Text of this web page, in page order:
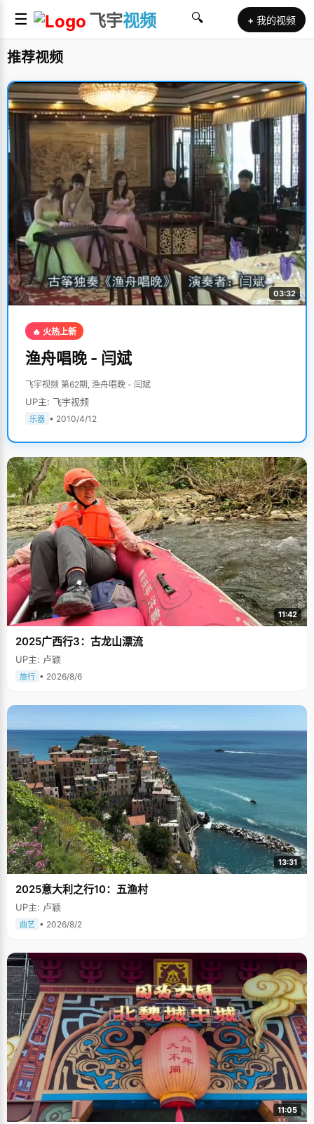
☰ 飞宇视频 🔍 + 我的视频
推荐视频
03:32
🔥 火热上新
渔舟唱晚 - 闫斌
飞宇视频 第62期, 渔舟唱晚 - 闫斌
UP主: 飞宇视频
乐器 • 2010/4/12
11:42
2025广西行3：古龙山漂流
UP主: 卢颖
旅行 • 2026/8/6
13:31
2025意大利之行10：五渔村
UP主: 卢颖
曲艺 • 2026/8/2
11:05